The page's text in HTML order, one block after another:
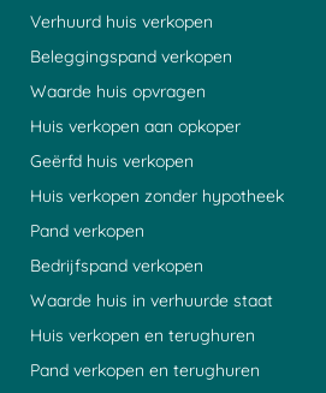
Verhuurd huis verkopen
Beleggingspand verkopen
Waarde huis opvragen
Huis verkopen aan opkoper
Geërfd huis verkopen
Huis verkopen zonder hypotheek
Pand verkopen
Bedrijfspand verkopen
Waarde huis in verhuurde staat
Huis verkopen en terughuren
Pand verkopen en terughuren